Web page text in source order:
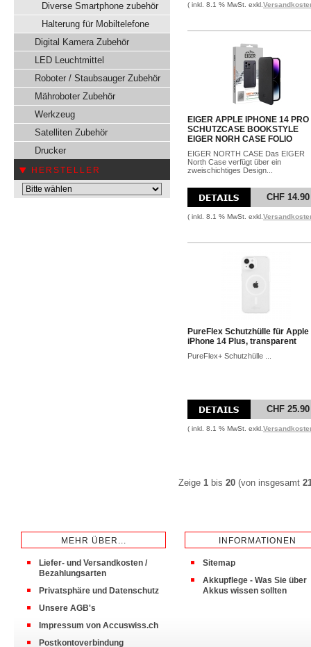
Diverse Smartphone zubehör
Halterung für Mobiltelefone
Digital Kamera Zubehör
LED Leuchtmittel
Roboter / Staubsauger Zubehör
Mähroboter Zubehör
Werkzeug
Satelliten Zubehör
Drucker
HERSTELLER
( inkl. 8.1 % MwSt. exkl.
EIGER APPLE IPHONE 14 PRO
SCHUTZCASE BOOKSTYLE
EIGER NORH CASE FOLIO
EIGER NORTH CASE Das EIGER
North Case verfügt über ein
zweischichtiges Design...
CHF 14.90
( inkl. 8.1 % MwSt. exkl.
PureFlex Schutzhülle für Apple
iPhone 14 Plus, transparent
PureFlex+ Schutzhülle ...
CHF 25.90
( inkl. 8.1 % MwSt. exkl.
Zeige 1 bis 20 (von insgesamt
MEHR ÜBER...
Liefer- und Versandkosten /
Bezahlungsarten
Privatsphäre und Datenschutz
Unsere AGB's
Impressum von Accuswiss.ch
Postkontoverbindung
INFORMATIONEN
Sitemap
Akkupflege - Was Sie über
Akkus wissen sollten